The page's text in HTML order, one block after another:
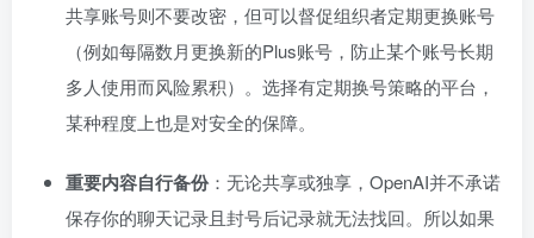
共享账号则不要改密，但可以督促组织者定期更换账号
（例如每隔数月更换新的Plus账号，防止某个账号长期
多人使用而风险累积）。选择有定期换号策略的平台，
某种程度上也是对安全的保障。
重要内容自行备份：无论共享或独享，OpenAI并不承诺
保存你的聊天记录且封号后记录就无法找回。所以如果